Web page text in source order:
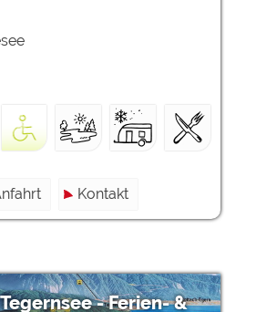
Kontakt
- Ferien- &